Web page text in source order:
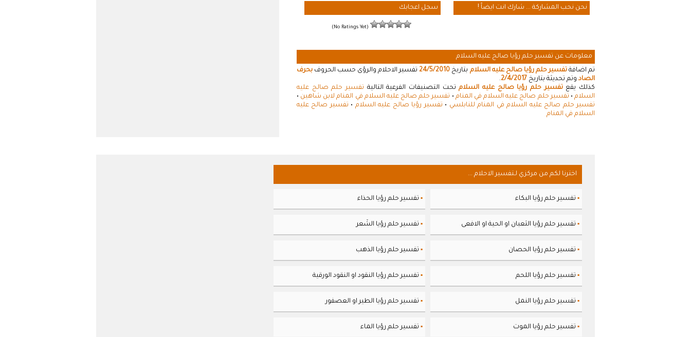
نحن نحب المشاركة ... شارك انت ايضاً ! سجل اعجابك
(No Ratings Yet)
معلومات عن تفسير حلم رؤيا صالح عليه السلام
تم اضافةتفسير حلم رؤيا صالح عليه السلام بتاريخ 24/5/2010تفسير الاحلام والرؤى حسب الحروف بحرف
الصادوتم تحديثة بتاريخ 2/4/2017
.
كذلك يقعتفسير حلم رؤيا صالح عليه السلامتحت التصنيفات الفرعية التالية تفسير حلم صالح عليه
السلام• تفسير حلم صالح عليه السلام في المنام • تفسير حلم صالح عليه السلام في المنام لابن شاهين •
تفسير حلم صالح عليه السلام في المنام للنابلسي • تفسير رؤيا صالح عليه السلام • تفسير صالح عليه
السلام في المنام
اخترنا لكم من مركزي لـتفسير الاحلام ...
▪ تفسير حلم رؤيا البكاء ▪ تفسير حلم رؤيا الحذاء
▪ تفسير حلم رؤيا الثعبان او الحية او الافعى ▪ تفسير حلم رؤيا الشَعر
▪ تفسير حلم رؤيا الحصان ▪ تفسير حلم رؤيا الذهب
▪ تفسير حلم رؤيا اللحم ▪ تفسير حلم رؤيا النقود او النقود الورقية
▪ تفسير حلم رؤيا النمل ▪ تفسير حلم رؤيا الطير او العصفور
▪ تفسير حلم رؤيا الموت ▪ تفسير حلم رؤيا الماء